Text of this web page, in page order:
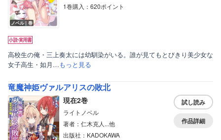
ノベル｜巻
1巻購入：620ポイント
高校生の俺・三上奏太には幼馴染がいる。誰が見てもとびきり美少女な
女子高生・如月…もっと見る
竜魔神姫ヴァルアリスの敗北
現在2巻
ライトノベル
著者：仁木克人...他
出版社：KADOKAWA
試し読み
作品詳細